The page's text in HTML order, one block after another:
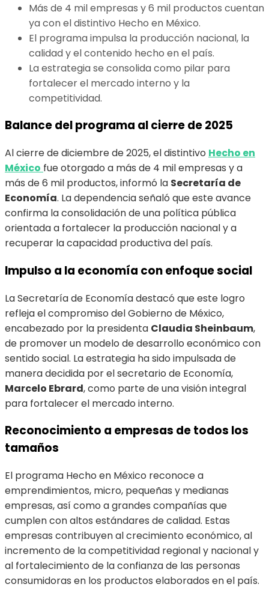
Más de 4 mil empresas y 6 mil productos cuentan
ya con el distintivo Hecho en México.
El programa impulsa la producción nacional, la
calidad y el contenido hecho en el país.
La estrategia se consolida como pilar para
fortalecer el mercado interno y la
competitividad.
Balance del programa al cierre de 2025
Al cierre de diciembre de 2025, el distintivo Hecho en
México fue otorgado a más de 4 mil empresas y a
más de 6 mil productos, informó la Secretaría de
Economía. La dependencia señaló que este avance
confirma la consolidación de una política pública
orientada a fortalecer la producción nacional y a
recuperar la capacidad productiva del país.
Impulso a la economía con enfoque social
La Secretaría de Economía destacó que este logro
refleja el compromiso del Gobierno de México,
encabezado por la presidenta Claudia Sheinbaum,
de promover un modelo de desarrollo económico con
sentido social. La estrategia ha sido impulsada de
manera decidida por el secretario de Economía,
Marcelo Ebrard, como parte de una visión integral
para fortalecer el mercado interno.
Reconocimiento a empresas de todos los
tamaños
El programa Hecho en México reconoce a
emprendimientos, micro, pequeñas y medianas
empresas, así como a grandes compañías que
cumplen con altos estándares de calidad. Estas
empresas contribuyen al crecimiento económico, al
incremento de la competitividad regional y nacional y
al fortalecimiento de la confianza de las personas
consumidoras en los productos elaborados en el país.